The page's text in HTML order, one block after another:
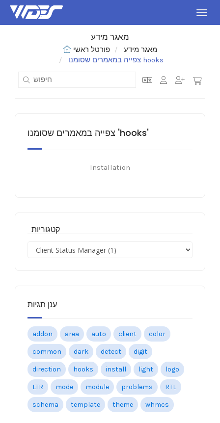
מאגר מידע
פורטל ראשי
מאגר מידע
צפייה במאמרים שסומנו hooks
קטגוריות
ענן תגיות
addon area auto client color
common dark detect digit
direction hooks install light logo
LTR mode module problems RTL
schema template theme whmcs
צפייה במאמרים שסומנו 'hooks'
Installation